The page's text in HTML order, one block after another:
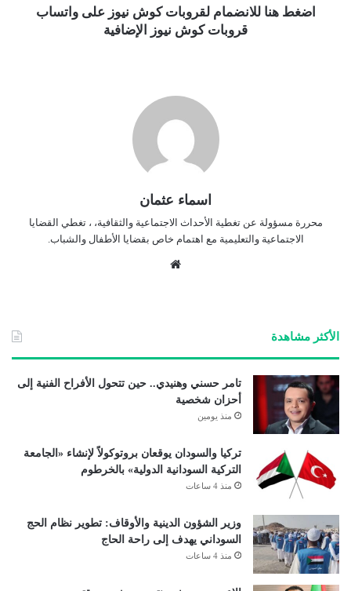
اضغط هنا للانضمام لقروبات كوش نيوز على واتساب
قروبات كوش نيوز الإضافية
اسماء عثمان
محررة مسؤولة عن تغطية الأحداث الاجتماعية والثقافية، ، تغطي القضايا
الاجتماعية والتعليمية مع اهتمام خاص بقضايا الأطفال والشباب.
الأكثر مشاهدة
تامر حسني وهنيدي.. حين تتحول الأفراح الفنية إلى
أحزان شخصية
منذ يومين
تركيا والسودان يوقعان بروتوكولاً لإنشاء «الجامعة
التركية السودانية الدولية» بالخرطوم
منذ 4 ساعات
وزير الشؤون الدينية والأوقاف: تطوير نظام الحج
السوداني يهدف إلى راحة الحاج
منذ 4 ساعات